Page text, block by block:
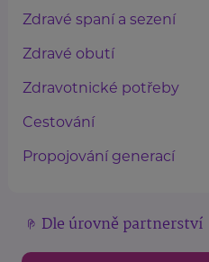
Zdravé spaní a sezení
Zdravé obutí
Zdravotnické potřeby
Cestování
Propojování generací
Dle úrovně partnerství